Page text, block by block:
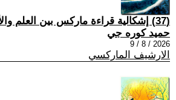
(37) إشكالية قراءة ماركس بين العلم والأيديولوجيا
حميد كوره جي
2026 / 8 / 9
الارشيف الماركسي